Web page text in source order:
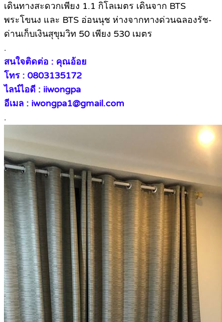
เดินทางสะดวกเพียง 1.1 กิโลเมตร เดินจาก BTS
พระโขนง และ BTS อ่อนนุช ห่างจากทางด่วนฉลองรัช-
ด่านเก็บเงินสุขุมวิท 50 เพียง 530 เมตร
.
สนใจติดต่อ : คุณอ้อย
โทร : 0803135172
ไลน์ไอดี : iiwongpa
อีเมล : iwongpa1@gmail.com
.